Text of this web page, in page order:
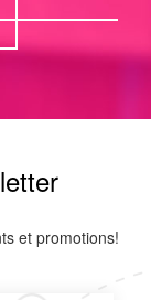
et promotions!